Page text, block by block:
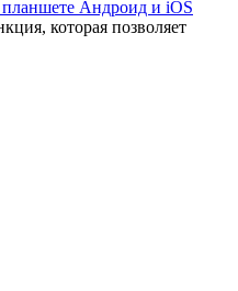
Андроид и iOS
которая позволяет